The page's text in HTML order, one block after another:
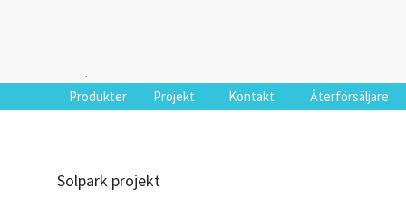
Solpark projekt
Kontakt
Produkter Projekt Återförsäljare